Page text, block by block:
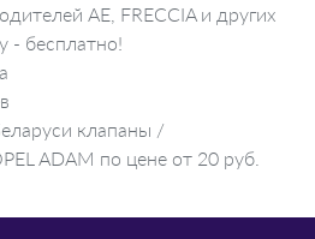
AE, FRECCIA и других
- бесплатно!
клапаны /
ADAM по цене от 20 руб.